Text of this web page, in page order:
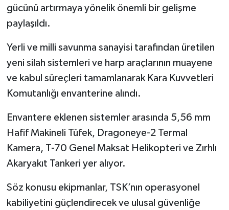
gücünü artırmaya yönelik önemli bir gelişme
paylaşıldı.
Yerli ve milli savunma sanayisi tarafından üretilen
yeni silah sistemleri ve harp araçlarının muayene
ve kabul süreçleri tamamlanarak Kara Kuvvetleri
Komutanlığı envanterine alındı.
Envantere eklenen sistemler arasında 5,56 mm
Hafif Makineli Tüfek, Dragoneye-2 Termal
Kamera, T-70 Genel Maksat Helikopteri ve Zırhlı
Akaryakıt Tankeri yer alıyor.
Söz konusu ekipmanlar, TSK’nın operasyonel
kabiliyetini güçlendirecek ve ulusal güvenliğe